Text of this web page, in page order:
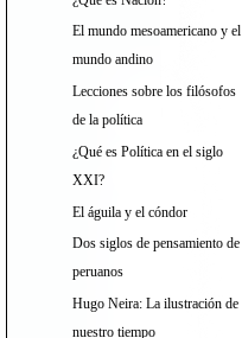
El mundo mesoamericano y el
mundo andino
Lecciones sobre los filósofos
de la política
¿Qué es Política en el siglo
XXI?
El águila y el cóndor
Dos siglos de pensamiento de
peruanos
Hugo Neira: La ilustración de
nuestro tiempo